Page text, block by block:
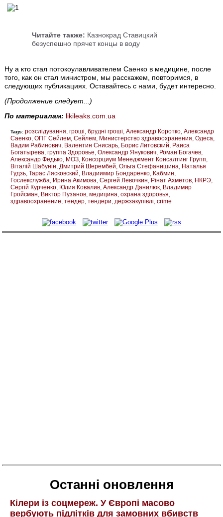
Читайте также: Казнокрад Ставицкий
безуспешно прячет концы в воду
Ну а кто стал потокоулавливателем Саенко в медицине, после
того, как он стал министром, мы расскажем, повторимся, в
следующих публикациях. Оставайтесь с нами, будет интересно.
(Продолжение следует...)
По материалам: likileaks.com.ua
Tags:розслідування гроші брудні гроші Александр Коротко Александр
Саенко ОПГ Сейлем Сейлем Министерство здравоохранения Одеса
Вадим Рабинович Валентин Снисарь Борис Литовский
Раиса
Богатырева группа Здоровье Олександр Янукович Роман Богачев
Александр Федько МОЗ Консорциум Менеджмент Консалтинг Групп
Віталій Шабунін Дмитрий Шерембей Ольга Стефанишина Наталья
Гудзь Тарас Лясковский Владиимир Бондаренко Кабмин
Гослекслужба Ирина Акимова Сергей Левочкин Рінат Ахметов НКРЭ
Сергій Курченко Юлия Ковалив Александр Данилюк Владимир
Гройсман
Виктор Пузанов медицина охрана здоровья
здравоохранение тендер тендери держзакупівлі crime
Останні оновлення
Кілери із соцмереж. У Європі масово
вербують підлітків для замовних вбивств